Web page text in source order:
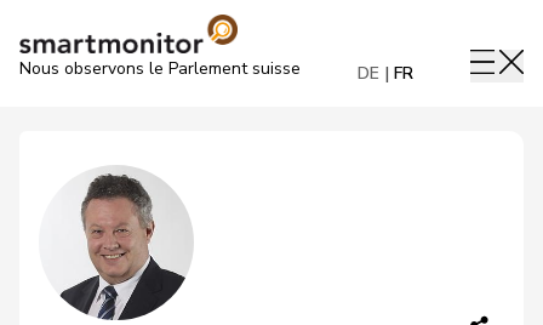
Nous observons le Parlement suisse DE FR